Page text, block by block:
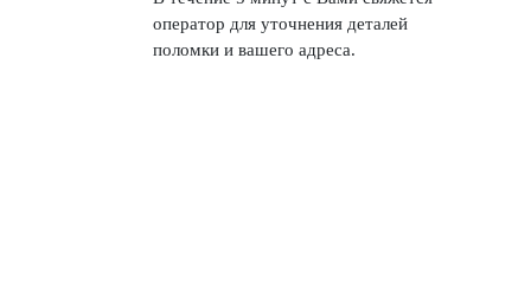
оператор для уточнения деталей
поломки и вашего адреса.